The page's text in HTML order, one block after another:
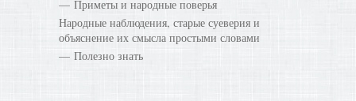
Приметы и народные поверья
Народные наблюдения, старые суеверия и
объяснение их смысла простыми словами
Полезно знать